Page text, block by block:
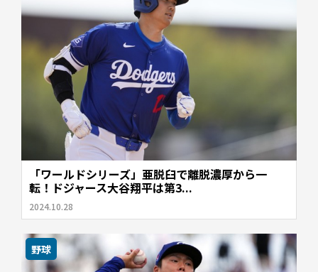
「ワールドシリーズ」亜脱臼で離脱濃厚から一
転！ドジャース大谷翔平は第3...
2024.10.28
野球